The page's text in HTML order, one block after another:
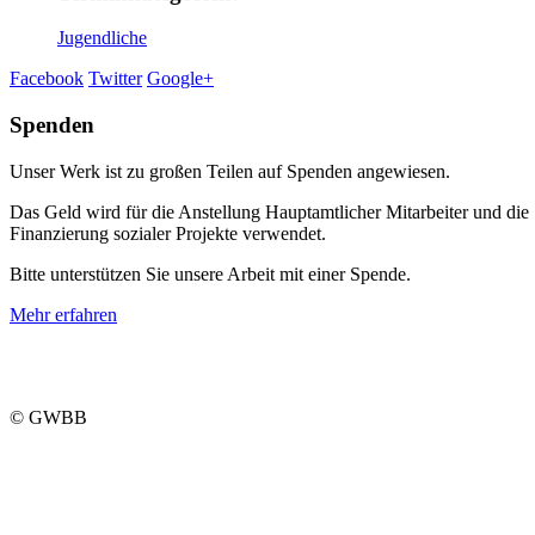
Jugendliche
Facebook Twitter Google+
Spenden
Unser Werk ist zu großen Teilen auf Spenden angewiesen.
Das Geld wird für die Anstellung Hauptamtlicher Mitarbeiter und die
Finanzierung sozialer Projekte verwendet.
Bitte unterstützen Sie unsere Arbeit mit einer Spende.
Mehr erfahren
© GWBB